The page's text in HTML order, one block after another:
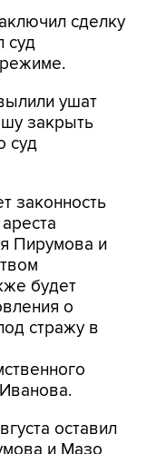
сделку
суд
ушат
закрыть
суд
законность
Пирумова и
будет
о
стражу в
оставил